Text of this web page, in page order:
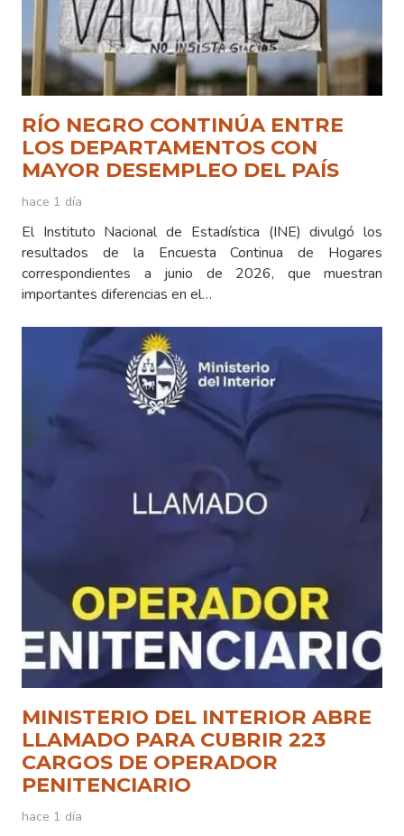
RÍO NEGRO CONTINÚA ENTRE
LOS DEPARTAMENTOS CON
MAYOR DESEMPLEO DEL PAÍS
hace 1 día
El Instituto Nacional de Estadística (INE) divulgó los
resultados de la Encuesta Continua de Hogares
correspondientes a junio de 2026, que muestran
importantes diferencias en el…
MINISTERIO DEL INTERIOR ABRE
LLAMADO PARA CUBRIR 223
CARGOS DE OPERADOR
PENITENCIARIO
hace 1 día